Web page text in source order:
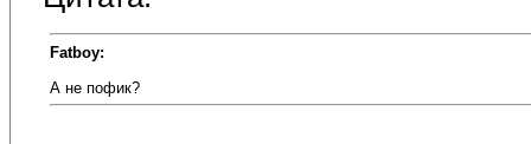
Fatboy:
А не пофик?